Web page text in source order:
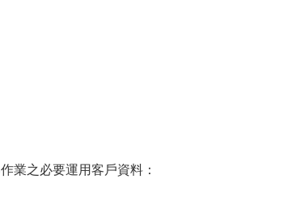
之必要運用客戶資料：